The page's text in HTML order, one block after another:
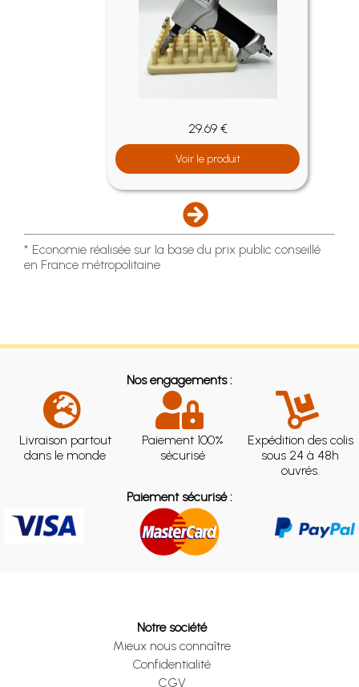
29.69 €
Voir le produit
* Economie réalisée sur la base du prix public conseillé
en France métropolitaine
Nos engagements :
Livraison partout
dans le monde
Paiement 100%
sécurisé
Expédition des colis
sous 24 à 48h
ouvrés.
Paiement sécurisé :
Notre société
Mieux nous connaître
Confidentialité
CGV